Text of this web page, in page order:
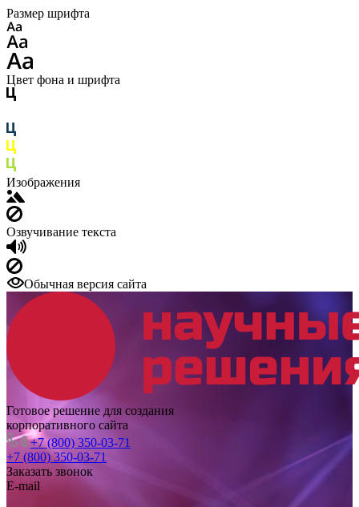
Размер шрифта
Цвет фона и шрифта
Изображения
Озвучивание текста
Обычная версия сайта
Готовое решение для создания
корпоративного сайта
+7 (800) 350-03-71
+7 (800) 350-03-71
Заказать звонок
E-mail